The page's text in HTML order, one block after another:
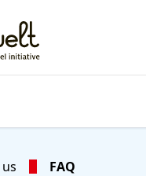
FAQ